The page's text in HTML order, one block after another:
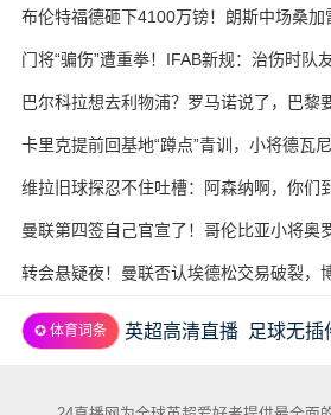
布伦特福德砸下4100万镑！朗斯中场桑
门将“骗伤”遭重拳！IFAB新规：治伤时队
试
巴尔科拉想去利物浦？罗马诺说了，巴黎
卡里克提前回基地“蹲点”青训，小将德瓦
边
维拉旧球探忍不住吐槽：阿森纳啊，你们
曼联第四签自己官宣了！哥伦比亚小将奥
岁生日当天完成转会
转会悬疑夜！曼联否认埃德松交易破裂，
✪ 体育词条 英超高清直播 足球无插